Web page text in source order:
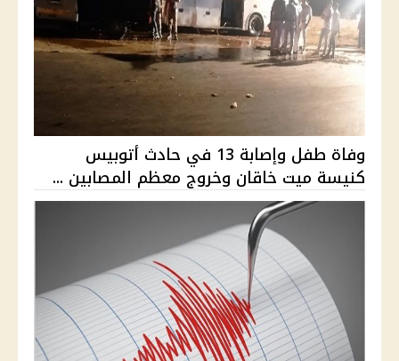
وفاة طفل وإصابة 13 في حادث أتوبيس
كنيسة ميت خاقان وخروج معظم المصابين ...